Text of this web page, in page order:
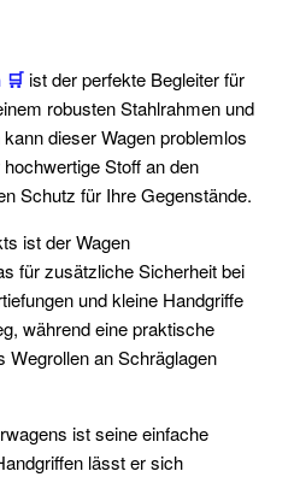
🛒ist der perfekte Begleiter für
robusten Stahlrahmen und
dieser Wagen problemlos
Stoff an den
Schutz für Ihre Gegenstände.
ist der Wagen
für zusätzliche Sicherheit bei
und kleine Handgriffe
während eine praktische
Wegrollen an Schräglagen
ist seine einfache
lässt er sich